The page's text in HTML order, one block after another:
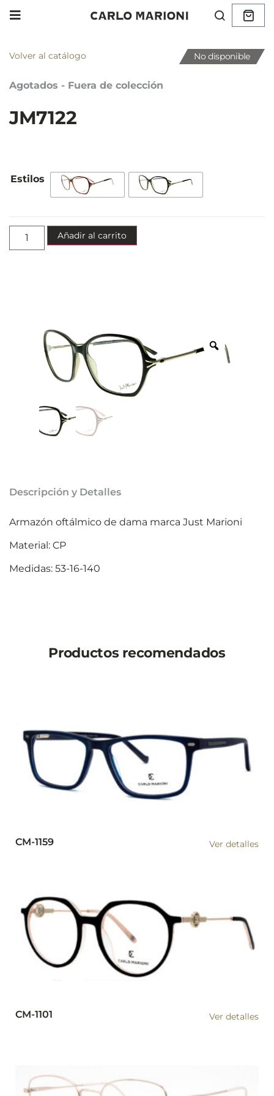
Descripción y Detalles
Armazón oftálmico de dama marca Just Marioni
Material: CP
Medidas: 53-16-140
Volver al catálogo
Agotados - Fuera de colección
JM7122
No disponible
Añadir al carrito
Productos recomendados
CM-1159 Ver detalles
CM-1101 Ver detalles